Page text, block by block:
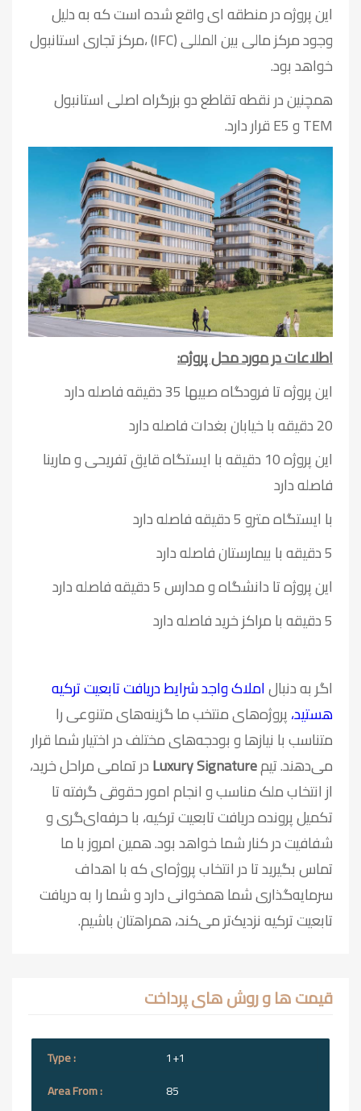
این پروژه در منطقه ای واقع شده است که به دلیل
وجود مرکز مالی بین المللی (IFC) ،مرکز تجاری استانبول
خواهد بود.
همچنین در نقطه تقاطع دو بزرگراه اصلی استانبول
TEM و E5 قرار دارد.
اطلاعات در مورد محل پروژه:
این پروژه تا فرودگاه صبیها 35 دقیقه فاصله دارد
20 دقیقه با خیابان بغدات فاصله دارد
این پروژه 10 دقیقه با ایستگاه قایق تفریحی و مارینا
فاصله دارد
با ایستگاه مترو 5 دقیقه فاصله دارد
5 دقیقه با بیمارستان فاصله دارد
این پروژه تا دانشگاه و مدارس 5 دقیقه فاصله دارد
5 دقیقه با مراکز خرید فاصله دارد
اگر به دنبالاملاک واجد شرایط دریافت تابعیت ترکیه
هستید،پروژه‌های منتخب ما گزینه‌های متنوعی را
متناسب با نیازها و بودجه‌های مختلف در اختیار شما قرار
می‌دهند. تیمLuxury Signatureدر تمامی مراحل خرید،
از انتخاب ملک مناسب و انجام امور حقوقی گرفته تا
تکمیل پرونده دریافت تابعیت ترکیه، با حرفه‌ای‌گری و
شفافیت در کنار شما خواهد بود. همین امروز با ما
تماس بگیرید تا در انتخاب پروژه‌ای که با اهداف
سرمایه‌گذاری شما همخوانی دارد و شما را به دریافت
تابعیت ترکیه نزدیک‌تر می‌کند، همراهتان باشیم.
قیمت ها و روش های پرداخت
1+1
85